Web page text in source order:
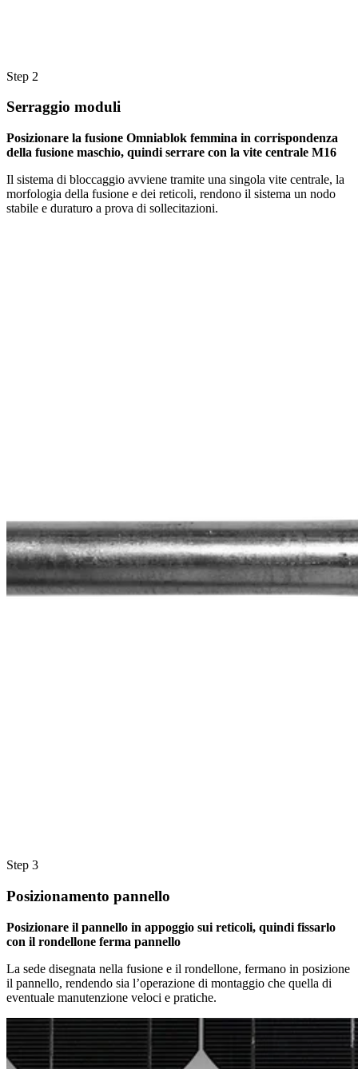
Step 2
Serraggio moduli
Posizionare la fusione Omniablok femmina in corrispondenza
della fusione maschio, quindi serrare con la vite centrale M16
Il sistema di bloccaggio avviene tramite una singola vite centrale, la
morfologia della fusione e dei reticoli, rendono il sistema un nodo
stabile e duraturo a prova di sollecitazioni.
Step 3
Posizionamento pannello
Posizionare il pannello in appoggio sui reticoli, quindi fissarlo
con il rondellone ferma pannello
La sede disegnata nella fusione e il rondellone, fermano in posizione
il pannello, rendendo sia l’operazione di montaggio che quella di
eventuale manutenzione veloci e pratiche.